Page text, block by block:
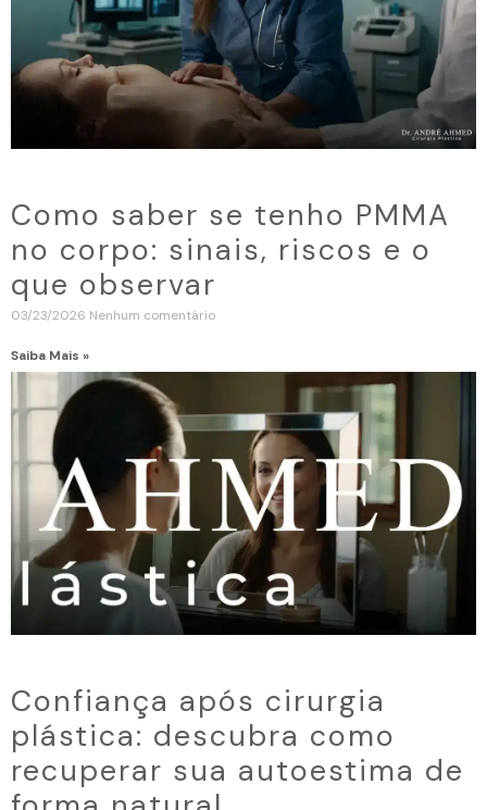
Como saber se tenho PMMA
no corpo: sinais, riscos e o
que observar
03/23/2026 Nenhum comentário
Saiba Mais »
Confiança após cirurgia
plástica: descubra como
recuperar sua autoestima de